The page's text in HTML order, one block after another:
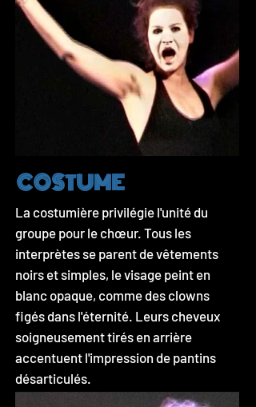
COSTUME
La costumière privilégie l'unité du
groupe pour le chœur. Tous les
interprètes se parent de vêtements
noirs et simples, le visage peint en
blanc opaque, comme des clowns
figés dans l'éternité. Leurs cheveux
soigneusement tirés en arrière
accentuent l'impression de pantins
désarticulés.